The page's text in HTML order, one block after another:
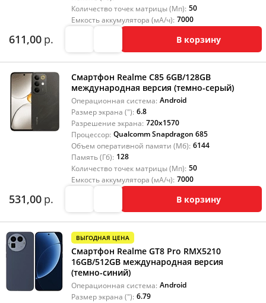
Количество точек матрицы (Мп): 50
Емкость аккумулятора (мА/ч): 7000
611,00 р. В корзину
Смартфон Realme C85 6GB/128GB
международная версия (темно-серый)
Операционная система: Android
Размер экрана ("): 6.8
Разрешение экрана: 720x1570
Процессор: Qualcomm Snapdragon 685
Объем оперативной памяти (Мб): 6144
Память (Гб): 128
Количество точек матрицы (Мп): 50
Емкость аккумулятора (мА/ч): 7000
531,00 р. В корзину
ВЫГОДНАЯ ЦЕНА
Смартфон Realme GT8 Pro RMX5210
16GB/512GB международная версия
(темно-синий)
Операционная система: Android
Размер экрана ("): 6.79